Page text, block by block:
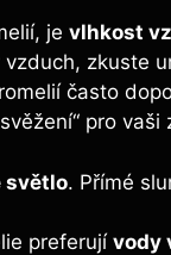
je vlhkost
zkuste
často
pro vaši
světlo. Přímé
preferují vody